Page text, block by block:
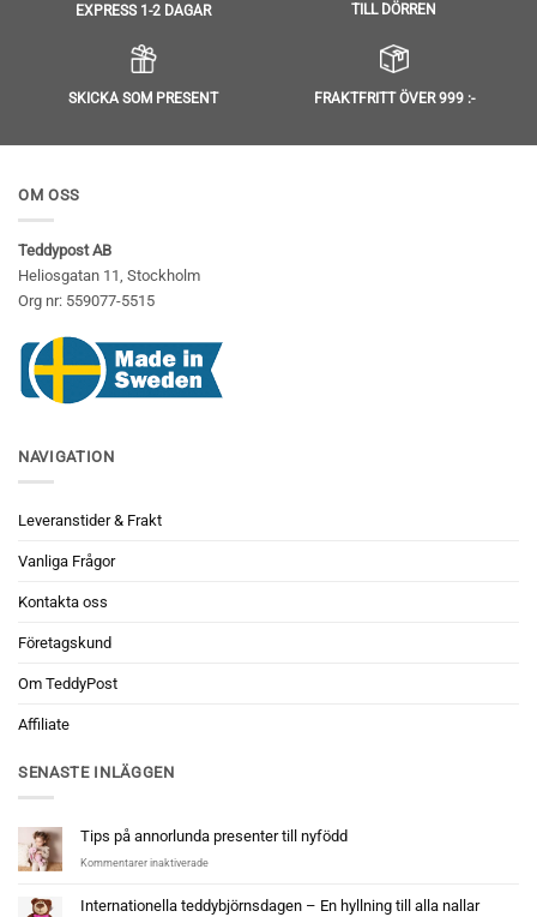
EXPRESS 1-2 DAGAR TILL DÖRREN
SKICKA SOM PRESENT FRAKTFRITT ÖVER 999 :-
OM OSS
Teddypost AB
Heliosgatan 11, Stockholm
Org nr: 559077-5515
NAVIGATION
Leveranstider & Frakt
Vanliga Frågor
Kontakta oss
Företagskund
Om TeddyPost
Affiliate
SENASTE INLÄGGEN
Tips på annorlunda presenter till nyfödd
Kommentarer inaktiveradeför
på
Internationella teddybjörnsdagen – En hyllning till alla nallar